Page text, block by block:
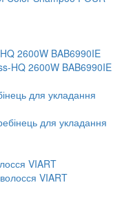
2600W BAB6990IE
для укладання
VIART